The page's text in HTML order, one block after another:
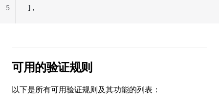
],
5
可用的验证规则
以下是所有可用验证规则及其功能的列表：